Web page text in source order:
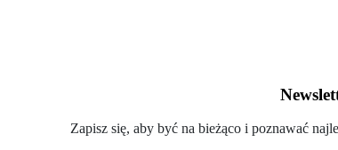
Zapisz się, aby być na bieżąco i poznawać